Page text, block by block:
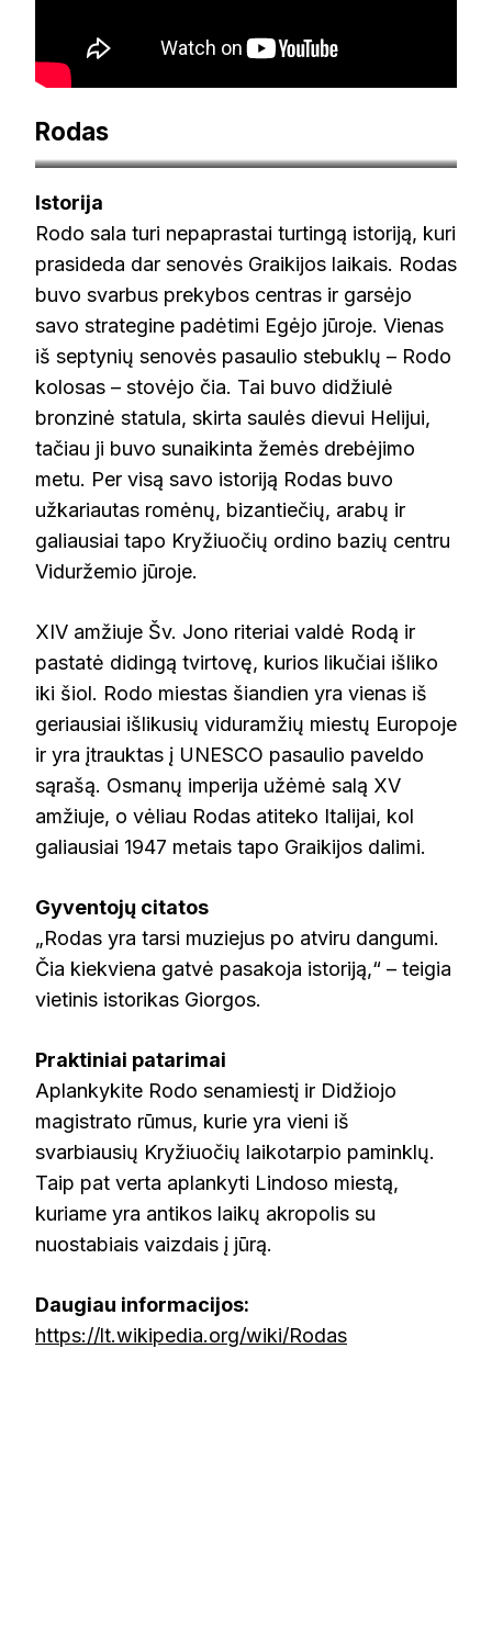
Rodas
Istorija
Rodo sala turi nepaprastai turtingą istoriją, kuri
prasideda dar senovės Graikijos laikais. Rodas
buvo svarbus prekybos centras ir garsėjo
savo strategine padėtimi Egėjo jūroje. Vienas
iš septynių senovės pasaulio stebuklų – Rodo
kolosas – stovėjo čia. Tai buvo didžiulė
bronzinė statula, skirta saulės dievui Helijui,
tačiau ji buvo sunaikinta žemės drebėjimo
metu. Per visą savo istoriją Rodas buvo
užkariautas romėnų, bizantiečių, arabų ir
galiausiai tapo Kryžiuočių ordino bazių centru
Viduržemio jūroje.
XIV amžiuje Šv. Jono riteriai valdė Rodą ir
pastatė didingą tvirtovę, kurios likučiai išliko
iki šiol. Rodo miestas šiandien yra vienas iš
geriausiai išlikusių viduramžių miestų Europoje
ir yra įtrauktas į UNESCO pasaulio paveldo
sąrašą. Osmanų imperija užėmė salą XV
amžiuje, o vėliau Rodas atiteko Italijai, kol
galiausiai 1947 metais tapo Graikijos dalimi.
Gyventojų citatos
„Rodas yra tarsi muziejus po atviru dangumi.
Čia kiekviena gatvė pasakoja istoriją,“ – teigia
vietinis istorikas Giorgos.
Praktiniai patarimai
Aplankykite Rodo senamiestį ir Didžiojo
magistrato rūmus, kurie yra vieni iš
svarbiausių Kryžiuočių laikotarpio paminklų.
Taip pat verta aplankyti Lindoso miestą,
kuriame yra antikos laikų akropolis su
nuostabiais vaizdais į jūrą.
Daugiau informacijos:
https://lt.wikipedia.org/wiki/Rodas